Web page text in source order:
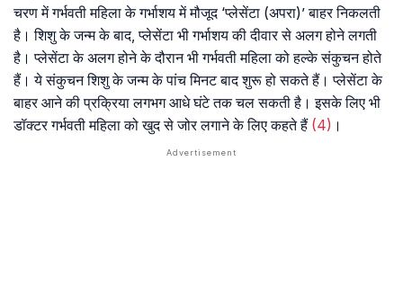
चरण में गर्भवती महिला के गर्भाशय में मौजूद ‘प्लेसेंटा (अपरा)’ बाहर निकलती
है। शिशु के जन्म के बाद, प्लेसेंटा भी गर्भाशय की दीवार से अलग होने लगती
है। प्लेसेंटा के अलग होने के दौरान भी गर्भवती महिला को हल्के संकुचन होते
हैं। ये संकुचन शिशु के जन्म के पांच मिनट बाद शुरू हो सकते हैं। प्लेसेंटा के
बाहर आने की प्रक्रिया लगभग आधे घंटे तक चल सकती है। इसके लिए भी
डॉक्टर गर्भवती महिला को खुद से जोर लगाने के लिए कहते हैं (4) ।